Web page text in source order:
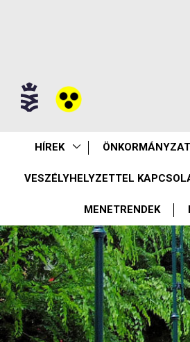
HÍREK ÖNKORMÁNYZAT
VESZÉLYHELYZETTEL
MENETRENDEK